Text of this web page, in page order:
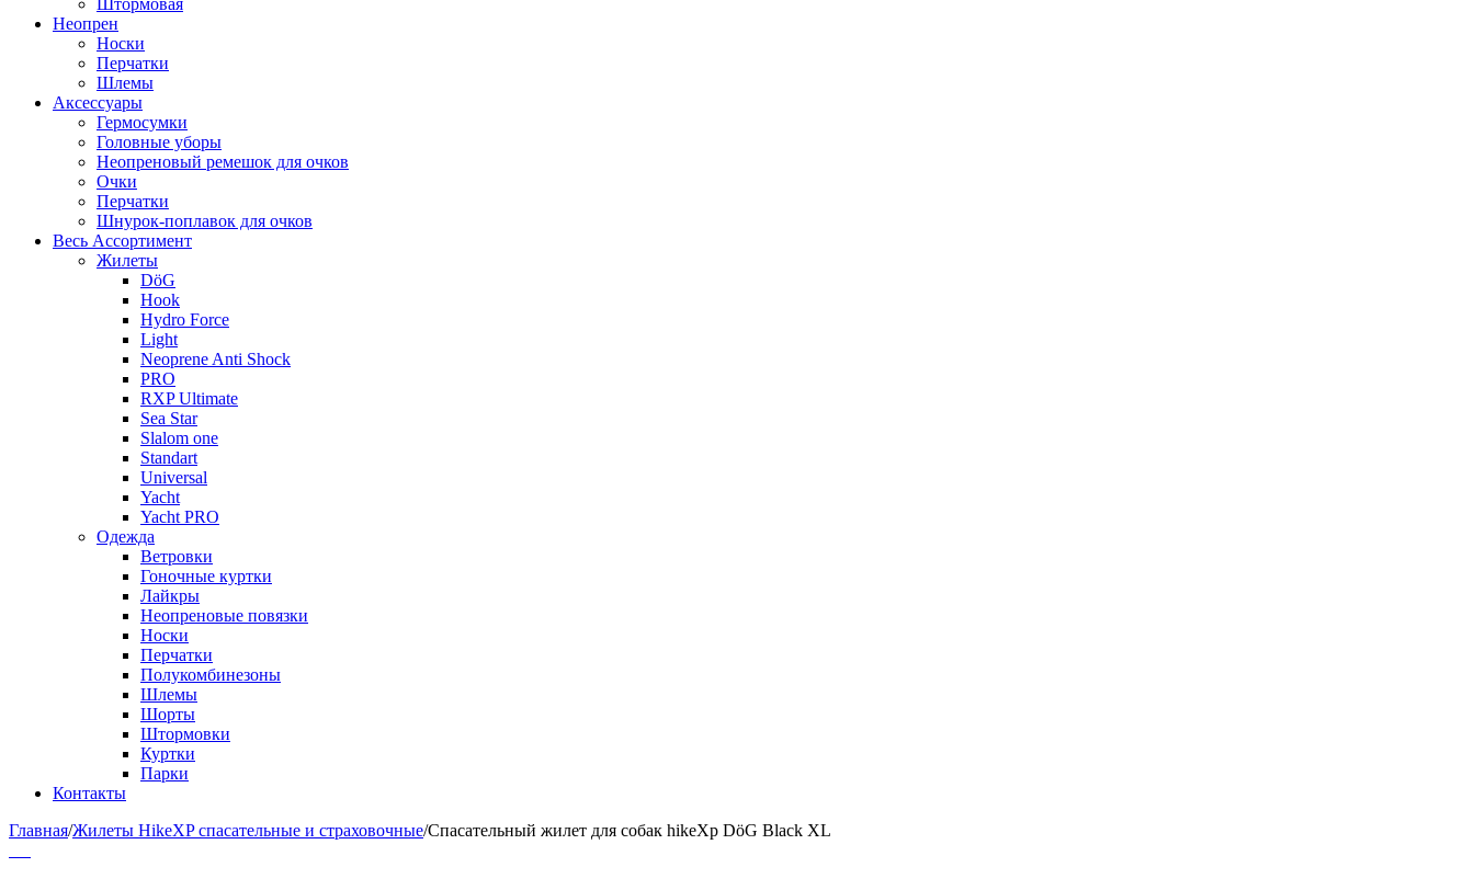
Штормовая
Неопрен
Носки
Перчатки
Шлемы
Аксессуары
Гермосумки
Головные уборы
Неопреновый ремешок для очков
Очки
Перчатки
Шнурок-поплавок для очков
Весь Ассортимент
Жилеты
DöG
Hook
Hydro Force
Light
Neoprene Anti Shock
PRO
RXP Ultimate
Sea Star
Slalom one
Standart
Universal
Yacht
Yacht PRO
Одежда
Ветровки
Гоночные куртки
Лайкры
Неопреновые повязки
Носки
Перчатки
Полукомбинезоны
Шлемы
Шорты
Штормовки
Куртки
Парки
Контакты
Главная/Жилеты HikeXP спасательные и страховочные/Спасательный жилет для собак hikeXp DöG Black XL